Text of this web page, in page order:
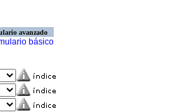
avanzado
básico